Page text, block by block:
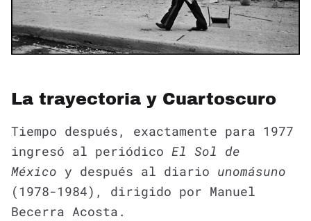
La trayectoria y Cuartoscuro
Tiempo después, exactamente para 1977
ingresó al periódico El Sol de
México y después al diario unomásuno
(1978-1984), dirigido por Manuel
Becerra Acosta.